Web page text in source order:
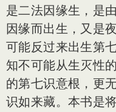
是二法因缘生，是
因缘而出生，又是
可能反过来出生第
知不可能从生灭性
的第七识意根，更
识如来藏。本书是